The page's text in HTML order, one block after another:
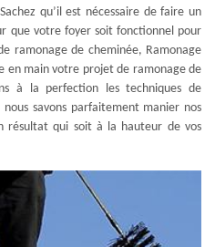
qu’il est nécessaire de faire un
que votre foyer soit fonctionnel pour
ramonage de cheminée, Ramonage
en main votre projet de ramonage de
à la perfection les techniques de
savons parfaitement manier nos
résultat qui soit à la hauteur de vos